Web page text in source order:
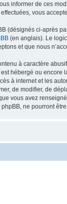
informer de ces
vous
(désignés ci-après
(en anglais). Le
et que nous
à caractère
hébergé ou
à internet et les
de modifier, de
vous avez
ne pourront